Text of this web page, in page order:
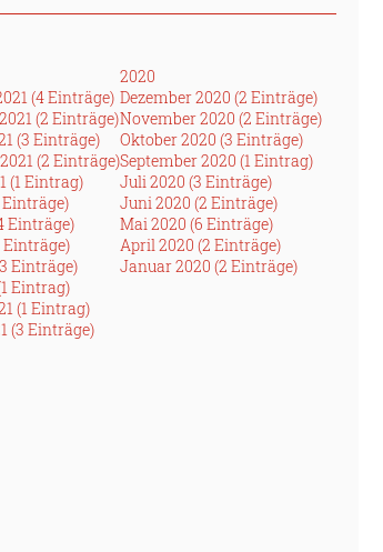
(4 Einträge)
(2 Einträge)
(3 Einträge)
(2 Einträge)
(1 Eintrag)
Einträge)
Einträge)
Einträge)
Einträge)
Eintrag)
(1 Eintrag)
(3 Einträge)
2020
Dezember 2020 (2 Einträge)
November 2020 (2 Einträge)
Oktober 2020 (3 Einträge)
September 2020 (1 Eintrag)
Juli 2020 (3 Einträge)
Juni 2020 (2 Einträge)
Mai 2020 (6 Einträge)
April 2020 (2 Einträge)
Januar 2020 (2 Einträge)